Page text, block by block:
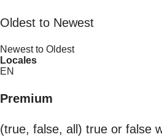
Oldest to Newest
Newest to Oldest
Locales
EN
Premium
(true, false, all) true or false